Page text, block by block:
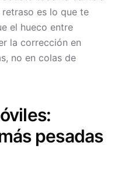
es lo que te
el hueco entre
la corrección en
no en colas de
pesadas